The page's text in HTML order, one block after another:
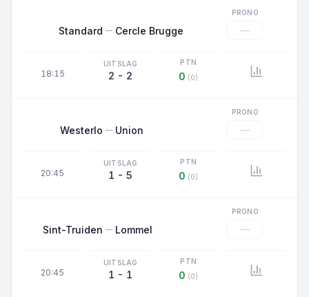
18:15
Standard Cercle Brugge
PRONO
—
UITSLAG
2 - 2
PTN
0 (0)
20:45
Westerlo Union
PRONO
—
UITSLAG
1 - 5
PTN
0 (0)
20:45
Sint-Truiden Lommel
PRONO
—
UITSLAG
1 - 1
PTN
0 (0)